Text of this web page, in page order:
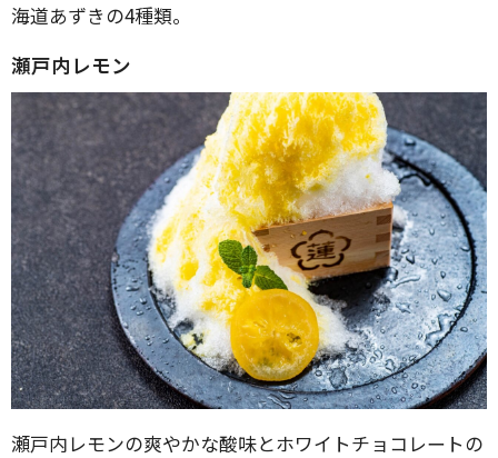
海道あずきの4種類。
瀬戸内レモン
瀬戸内レモンの爽やかな酸味とホワイトチョコレートの